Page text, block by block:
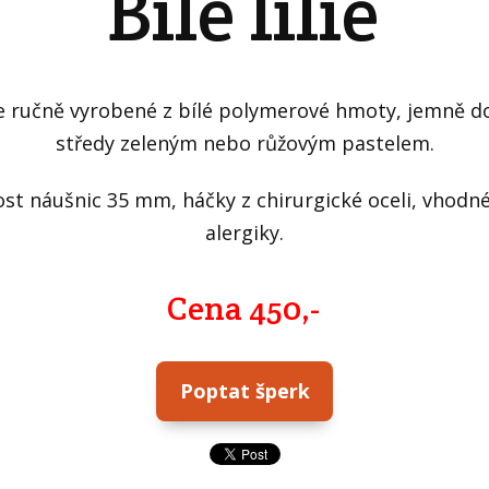
ručně vyrobené z bílé polymerové hmoty, jemně
středy zeleným nebo růžovým pastelem.
náušnic 35 mm, háčky z chirurgické oceli,
alergiky.
Cena 450,-
Poptat šperk